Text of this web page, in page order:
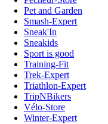
Pet and Garden
Smash-Expert
Sneak'In
Sneakids
Sport is good
Training-Fit
Trek-Expert
Triathlon-Expert
TripNBikers
Vélo-Store
Winter-Expert